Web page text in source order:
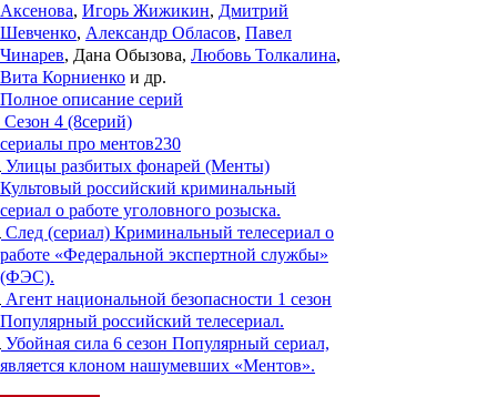
Аксенова, Игорь Жижикин, Дмитрий
Шевченко, Александр Обласов, Павел
Чинарев, Дана Обызова, Любовь Толкалина,
Вита Корниенко и др.
Полное описание серий
Сезон 4 (8серий)
сериалы про ментов230
Улицы разбитых фонарей (Менты)
Культовый российский криминальный
сериал о работе уголовного розыска.
След (сериал) Криминальный телесериал о
работе «Федеральной экспертной службы»
(ФЭС).
Агент национальной безопасности 1 сезон
Популярный российский телесериал.
Убойная сила 6 сезон Популярный сериал,
является клоном нашумевших «Ментов».